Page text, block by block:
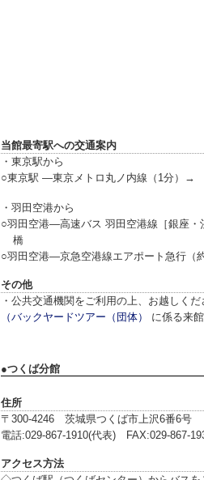
当館最寄駅への交通案内
・東京駅から
○東京駅 ―東京メトロ丸ノ内線（1分）
・羽田空港から
○羽田空港―高速バス 羽田空港線［銀座
橋
○羽田空港―京急空港線エアポート急行
その他
・公共交通機関をご利用の上、お越しく
（バックヤードツアー（団体）
に係る来
●つくば分館
住所
〒300-4246 茨城県つくば市上沢6番6号
電話:029-867-1910(代表) FAX:029-867-
アクセス方法